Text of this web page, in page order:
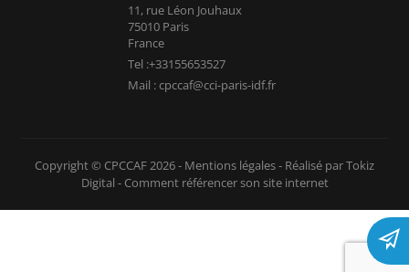
11, rue Léon Jouhaux
75010 Paris
France
Tel :+33155653527
Mail : cpccaf@cci-paris-idf.fr
Copyright © CPCCAF 2026 - Mentions légales- Réalisé par Tokiz
Digital - Comment référencer son site internet